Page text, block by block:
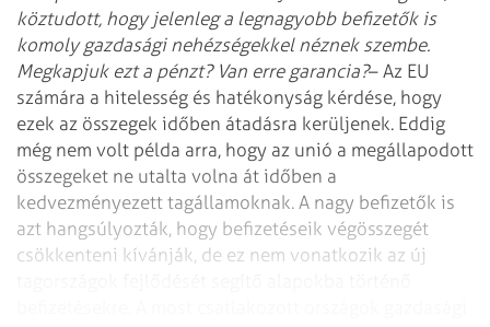
köztudott, hogy jelenleg a legnagyobb befizetők is
komoly gazdasági nehézségekkel néznek szembe.
Megkapjuk ezt a pénzt? Van erre garancia?– Az EU
számára a hitelesség és hatékonyság kérdése, hogy
ezek az összegek időben átadásra kerüljenek. Eddig
még nem volt példa arra, hogy az unió a megállapodott
összegeket ne utalta volna át időben a
kedvezményezett tagállamoknak. A nagy befizetők is
azt hangsúlyozták, hogy befizetéseik végösszegét
csökkenteni kívánják, de ez nem vonatkozik az új